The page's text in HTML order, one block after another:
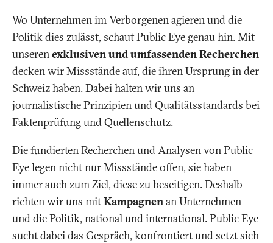
Wo Unternehmen im Verborgenen agieren und die
Politik dies zulässt, schaut Public Eye genau hin. Mit
unserenexklusiven und umfassenden Recherchen
decken wir Missstände auf, die ihren Ursprung in der
Schweiz haben. Dabei halten wir uns an
journalistische Prinzipien und Qualitätsstandards bei
Faktenprüfung und Quellenschutz.
Die fundierten Recherchen und Analysen von Public
Eye legen nicht nur Missstände offen, sie haben
immer auch zum Ziel, diese zu beseitigen. Deshalb
richten wir uns mitKampagnenan Unternehmen
und die Politik, national und international. Public Eye
sucht dabei das Gespräch, konfrontiert und setzt sich